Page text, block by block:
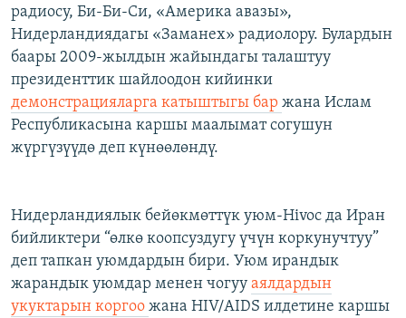
радиосу, Би-Би-Си, «Америка авазы»,
Нидерландиядагы «Заманех» радиолору. Булардын
баары 2009-жылдын жайындагы талаштуу
президенттик шайлоодон кийинки
демонстрацияларга катыштыгы бар жана Ислам
Республикасына каршы маалымат согушун
жүргүзүүдө деп күнөөлөндү.
Нидерландиялык бейөкмөттүк уюм-Hivoc да Иран
бийликтери “өлкө коопсуздугу үчүн коркунучтуу”
деп тапкан уюмдардын бири. Уюм ирандык
жарандык уюмдар менен чогуу аялдардын
укуктарын коргоо жана HIV/AIDS илдетине каршы